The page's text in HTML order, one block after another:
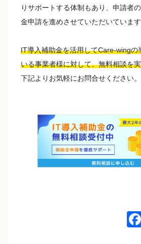
りサポートする体制もあり、申請者
金申請を進めさせていただいています
IT導入補助金を活用してCare-wingの
いる事業者様に対して、無料相談を
下記よりお気軽にお問合せください。